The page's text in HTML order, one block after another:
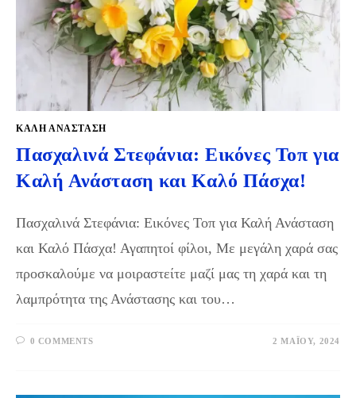
ΚΑΛΉ ΑΝΆΣΤΑΣΗ
Πασχαλινά Στεφάνια: Εικόνες Τοπ για
Καλή Ανάσταση και Καλό Πάσχα!
Πασχαλινά Στεφάνια: Εικόνες Τοπ για Καλή Ανάσταση
και Καλό Πάσχα! Αγαπητοί φίλοι, Με μεγάλη χαρά σας
προσκαλούμε να μοιραστείτε μαζί μας τη χαρά και τη
λαμπρότητα της Ανάστασης και του…
0 COMMENTS 2 ΜΑΪ́ΟΥ, 2024